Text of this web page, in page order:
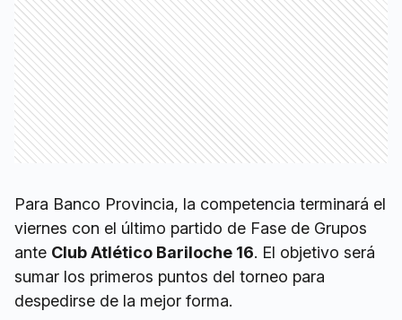
Para Banco Provincia, la competencia terminará el
viernes con el último partido de Fase de Grupos
ante Club Atlético Bariloche 16. El objetivo será
sumar los primeros puntos del torneo para
despedirse de la mejor forma.